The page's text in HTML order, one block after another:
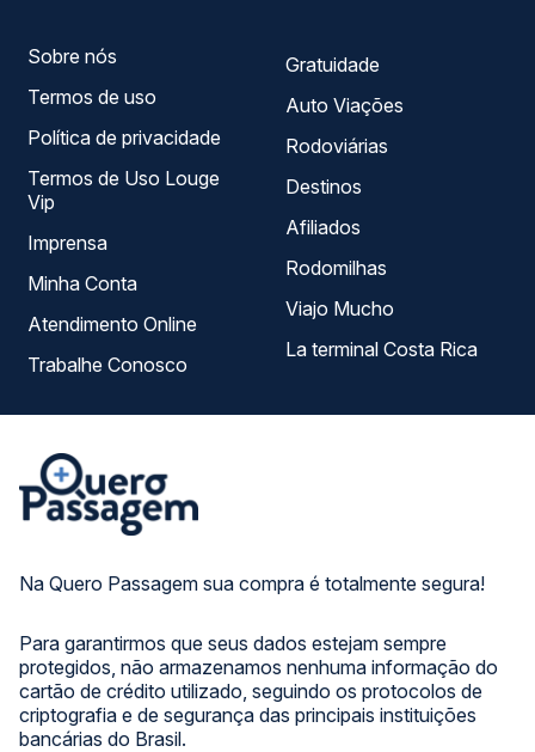
Na Quero Passagem sua compra é totalmente segura!
Para garantirmos que seus dados estejam sempre
protegidos, não armazenamos nenhuma informação do
cartão de crédito utilizado, seguindo os protocolos de
criptografia e de segurança das principais instituições
bancárias do Brasil.
Sobre nós
Termos de uso
Política de privacidade
Termos de Uso Louge
Vip
Imprensa
Minha Conta
Atendimento Online
Trabalhe Conosco
Gratuidade
Auto Viações
Rodoviárias
Destinos
Afiliados
Rodomilhas
Viajo Mucho
La terminal Costa Rica